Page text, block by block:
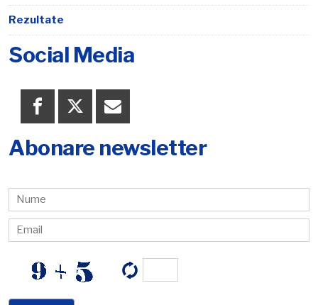
Rezultate
Social Media
Abonare newsletter